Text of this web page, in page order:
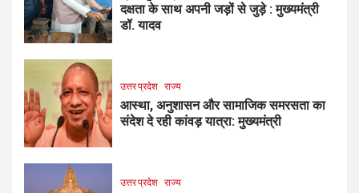
दक्षता के साथ अपनी जड़ों से जुड़े : मुख्यमंत्री
डॉ. यादव
उत्तर प्रदेश राज्य
आस्था, अनुशासन और सामाजिक समरसता का
संदेश दे रही कांवड़ यात्रा: मुख्यमंत्री
उत्तर प्रदेश राज्य